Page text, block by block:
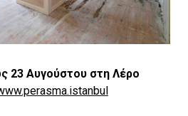
23 Αυγούστου στη Λέρο